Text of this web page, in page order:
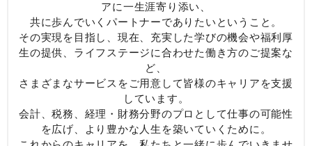
アに一生涯寄り添い、
共に歩んでいくパートナーでありたいということ。
その実現を目指し、現在、充実した学びの機会や福利厚
生の提供、ライフステージに合わせた働き方のご提案な
ど、
さまざまなサービスをご用意して皆様のキャリアを支援
しています。
会計、税務、経理・財務分野のプロとして仕事の可能性
を広げ、より豊かな人生を築いていくために。